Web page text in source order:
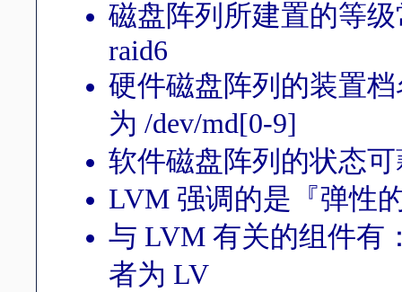
磁盘阵列所建置的等级
raid6
硬件磁盘阵列的装置档
为 /dev/md[0-9]
软件磁盘阵列的状态可
LVM 强调的是『弹性
与 LVM 有关的组件有
者为 LV